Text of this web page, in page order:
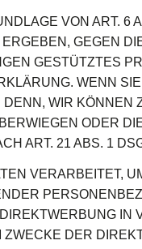
VON ART. 6
GEGEN
GESTÜTZTES
WENN
WIR
ODER
ART. 21 ABS. 1
VERARBEITET,
DER